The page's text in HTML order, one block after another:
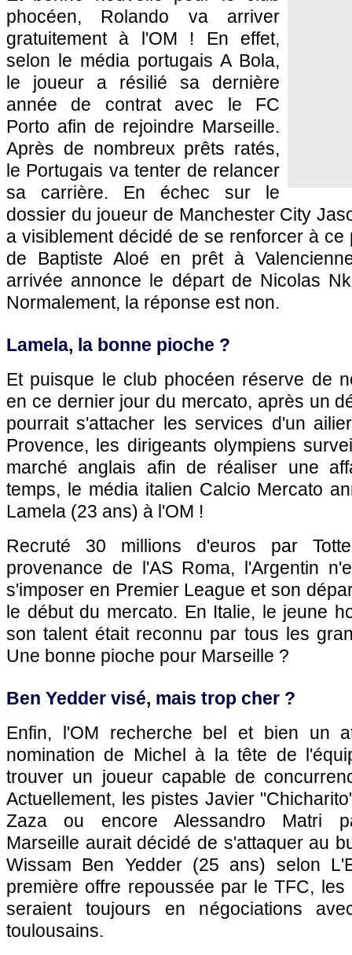
phocéen, Rolando va arriver
gratuitement à l'OM ! En effet,
selon le média portugais A Bola,
le joueur a résilié sa dernière
année de contrat avec le FC
Porto afin de rejoindre Marseille.
Après de nombreux prêts ratés,
le Portugais va tenter de relancer
sa carrière. En échec sur le
dossier du joueur de Manchester City
a visiblement décidé de se renforcer à
de Baptiste Aloé en prêt à
arrivée annonce le départ de Nicolas
Normalement, la réponse est non.
Lamela, la bonne pioche ?
Et puisque le club phocéen réserve de
en ce dernier jour du mercato, après un
pourrait s'attacher les services d'un
Provence, les dirigeants olympiens
marché anglais afin de réaliser une
temps, le média italien Calcio Mercato
Lamela (23 ans) à l'OM !
Recruté 30 millions d'euros par
provenance de l'AS Roma, l'Argentin
s'imposer en Premier League et son
le début du mercato. En Italie, le jeune
son talent était reconnu par tous les
Une bonne pioche pour Marseille ?
Ben Yedder visé, mais trop cher ?
Enfin, l'OM recherche bel et bien un
nomination de Michel à la tête de
trouver un joueur capable de
Actuellement, les pistes Javier
Zaza ou encore Alessandro Matri
Marseille aurait décidé de s'attaquer au
Wissam Ben Yedder (25 ans) selon
première offre repoussée par le TFC, les
seraient toujours en négociations
toulousains.